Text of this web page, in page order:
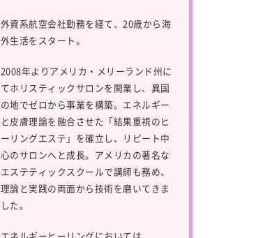
外資系航空会社勤務を経て、20歳から海
外生活をスタート。
2008年よりアメリカ・メリーランド州に
てホリスティックサロンを開業し、異国
の地でゼロから事業を構築。エネルギー
と皮膚理論を融合させた「結果重視のヒ
ーリングエステ」を確立し、リピート中
心のサロンへと成長。アメリカの著名な
エステティックスクールで講師も務め、
理論と実践の両面から技術を磨いてきま
した。